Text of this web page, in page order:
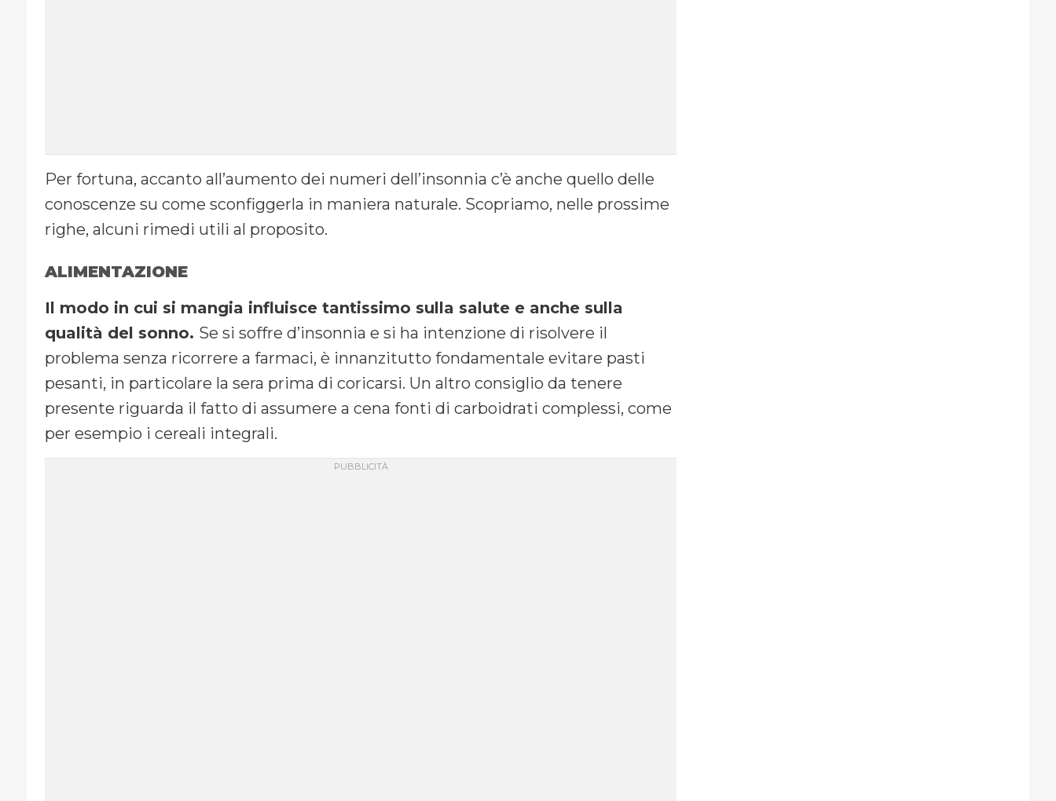
Per fortuna, accanto all’aumento dei numeri dell’insonnia c’è anche quello delle
conoscenze su come sconfiggerla in maniera naturale. Scopriamo, nelle prossime
righe, alcuni rimedi utili al proposito.
ALIMENTAZIONE
Il modo in cui si mangia influisce tantissimo sulla salute e anche sulla
qualità del sonno. Se si soffre d’insonnia e si ha intenzione di risolvere il
problema senza ricorrere a farmaci, è innanzitutto fondamentale evitare pasti
pesanti, in particolare la sera prima di coricarsi. Un altro consiglio da tenere
presente riguarda il fatto di assumere a cena fonti di carboidrati complessi, come
per esempio i cereali integrali.